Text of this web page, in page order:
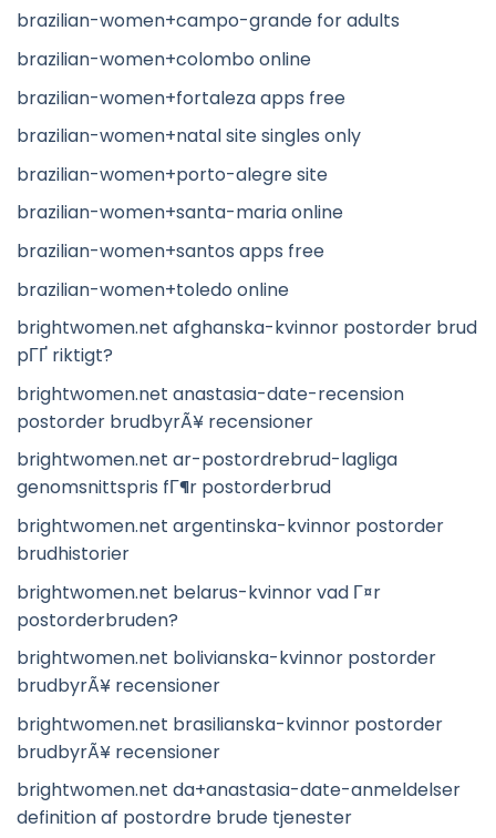
brazilian-women+campo-grande for adults
brazilian-women+colombo online
brazilian-women+fortaleza apps free
brazilian-women+natal site singles only
brazilian-women+porto-alegre site
brazilian-women+santa-maria online
brazilian-women+santos apps free
brazilian-women+toledo online
brightwomen.net afghanska-kvinnor postorder brud
pГҐ riktigt?
brightwomen.net anastasia-date-recension
postorder brudbyrÃ¥ recensioner
brightwomen.net ar-postordrebrud-lagliga
genomsnittspris fГ¶r postorderbrud
brightwomen.net argentinska-kvinnor postorder
brudhistorier
brightwomen.net belarus-kvinnor vad Г¤r
postorderbruden?
brightwomen.net bolivianska-kvinnor postorder
brudbyrÃ¥ recensioner
brightwomen.net brasilianska-kvinnor postorder
brudbyrÃ¥ recensioner
brightwomen.net da+anastasia-date-anmeldelser
definition af postordre brude tjenester